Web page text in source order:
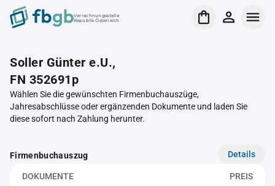
Verrechnungsstelle
Republik Österreich
Soller Günter e.U.,
FN 352691p
Wählen Sie die gewünschten Firmenbuchauszüge,
Jahresabschlüsse oder ergänzenden Dokumente und laden Sie
diese sofort nach Zahlung herunter.
Firmenbuchauszug Details
DOKUMENTE PREIS